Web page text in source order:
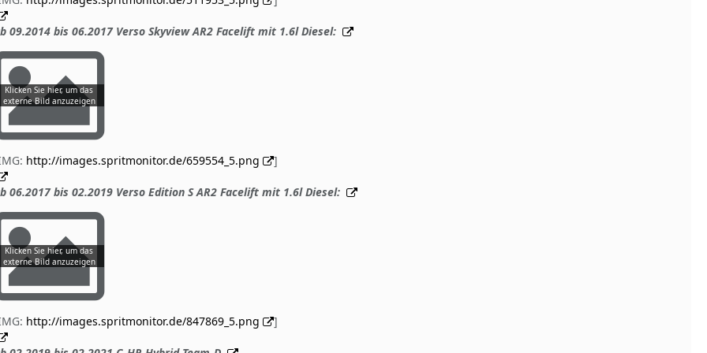
09.2014 bis 06.2017 Verso Skyview AR2 Facelift mit 1.6l Diesel:
http://images.spritmonitor.de/659554_5.png ]
06.2017 bis 02.2019 Verso Edition S AR2 Facelift mit 1.6l Diesel:
http://images.spritmonitor.de/847869_5.png ]